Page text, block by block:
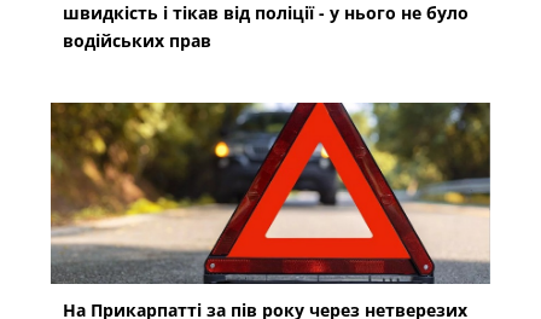
швидкість і тікав від поліції - у нього не було
водійських прав
На Прикарпатті за пів року через нетверезих